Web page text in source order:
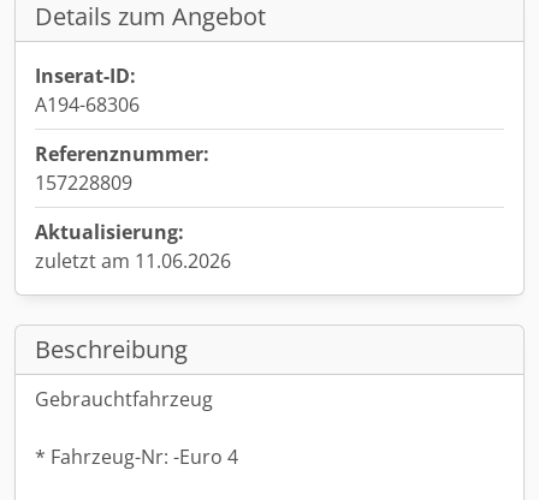
Details zum Angebot
Inserat-ID:
A194-68306
Referenznummer:
157228809
Aktualisierung:
zuletzt am 11.06.2026
Beschreibung
Gebrauchtfahrzeug
* Fahrzeug-Nr: -Euro 4